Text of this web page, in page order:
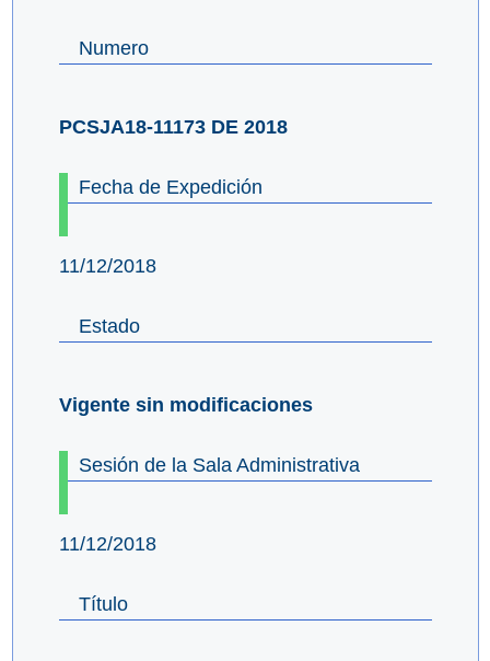
Numero
PCSJA18-11173 DE 2018
Fecha de Expedición
11/12/2018
Estado
Vigente sin modificaciones
Sesión de la Sala Administrativa
11/12/2018
Título